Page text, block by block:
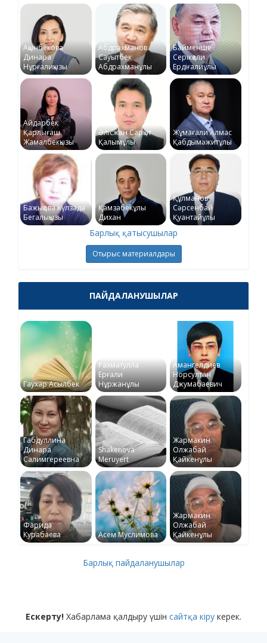
Ақынбекова
Динара
Нұрғалиқызы
Абдрахманов
Сауытбек
Абдрахманұлы
Байменше
Серікқали
Ердіғалиұлы
Айдарбек
Қарлығаш
Жамалбекқызы
Әлісжан Сарқыт
Қалымұлы
Жұмағали Алмас
Қабдымәжитұлы
Бажықова Күлзада
Бегалықызы
Қамзабекұлы
Дихан
Құлманов
Сәрсенбай
Қуантайұлы
Барлық қатысушылар
Отырыс материалдары
ПАЙДАЛАНУШЫЛАР
Гаухар Асылбек
Рахматулла
Ерғали
Нұржанұлы
Амангелдиев
Норсултан
Джумабаевич
Габдуллина
Динара
Салимгереевна
Shakenova
Meruyert
Жармакин
Олжабай
Қайкенұлы
Фарида
Курабаева
Асем Муслимова
Жармакин
Олжабай
Қайкенұлы
Барлық пайдаланушылар
Ескерту! Хабарлама қалдыру үшін сайтқа кіру керек.